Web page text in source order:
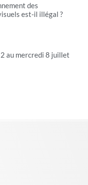
des
est-il illégal ?
au mercredi 8 juillet